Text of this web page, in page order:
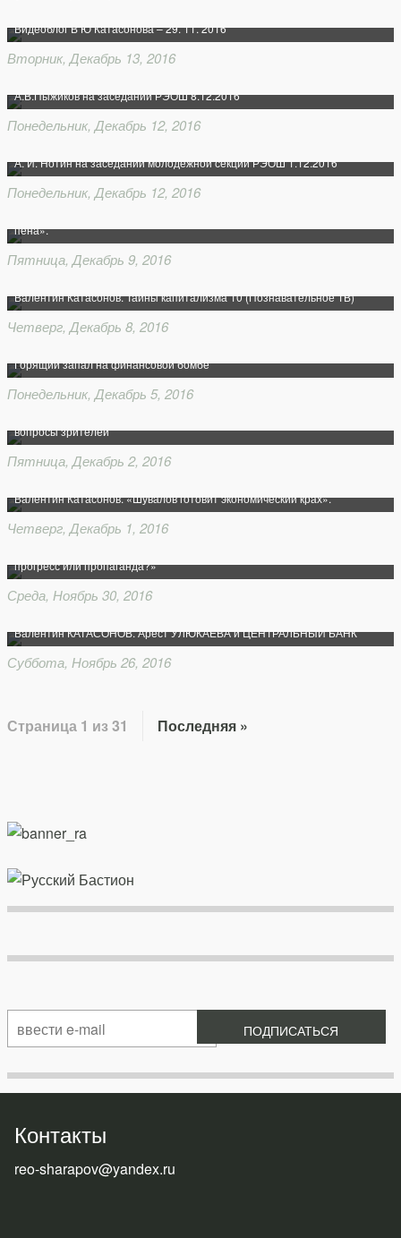
Видеоблог В Ю Катасонова – 29. 11. 2016
Вторник, Декабрь 13, 2016
А.В.Пыжиков на заседании РЭОШ 8.12.2016
Понедельник, Декабрь 12, 2016
А. И. Нотин на заседании молодёжной секции РЭОШ 1.12.2016
Понедельник, Декабрь 12, 2016
пена».
Пятница, Декабрь 9, 2016
Валентин Катасонов. Тайны капитализма 10 (Познавательное ТВ)
Четверг, Декабрь 8, 2016
Горящий запал на финансовой бомбе
Понедельник, Декабрь 5, 2016
вопросы зрителей
Пятница, Декабрь 2, 2016
Валентин Катасонов. «Шувалов готовит экономический крах».
Четверг, Декабрь 1, 2016
прогресс или пропаганда?»
Среда, Ноябрь 30, 2016
Валентин КАТАСОНОВ. Арест УЛЮКАЕВА и ЦЕНТРАЛЬНЫЙ БАНК
Суббота, Ноябрь 26, 2016
Страница 1 из 31 Последняя »
Контакты
reo-sharapov@yandex.ru